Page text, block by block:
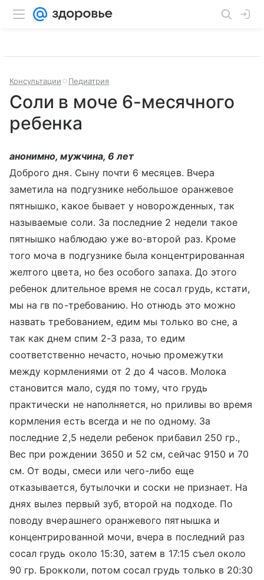
Консультации Педиатрия
Соли в моче 6-месячного
ребенка
анонимно, мужчина, 6 лет
Доброго дня. Сыну почти 6 месяцев. Вчера
заметила на подгузнике небольшое оранжевое
пятнышко, какое бывает у новорожденных, так
называемые соли. За последние 2 недели такое
пятнышко наблюдаю уже во-второй раз. Кроме
того моча в подгузнике была концентрированная
желтого цвета, но без особого запаха. До этого
ребенок длительное время не сосал грудь, кстати,
мы на гв по-требованию. Но отнюдь это можно
назвать требованием, едим мы только во сне, а
так как днем спим 2-3 раза, то едим
соответственно нечасто, ночью промежутки
между кормлениями от 2 до 4 часов. Молока
становится мало, судя по тому, что грудь
практически не наполняется, но приливы во время
кормления есть всегда и не по одному. За
последние 2,5 недели ребенок прибавил 250 гр.,
Вес при рождении 3650 и 52 см, сейчас 9150 и 70
см. От воды, смеси или чего-либо еще
отказывается, бутылочки и соски не признает. На
днях вылез первый зуб, второй на подходе. По
поводу вчерашнего оранжевого пятнышка и
концентрированной мочи, вчера в последний раз
сосал грудь около 15:30, затем в 17:15 съел около
90 гр. Брокколи, потом сосал грудь только в 20:30